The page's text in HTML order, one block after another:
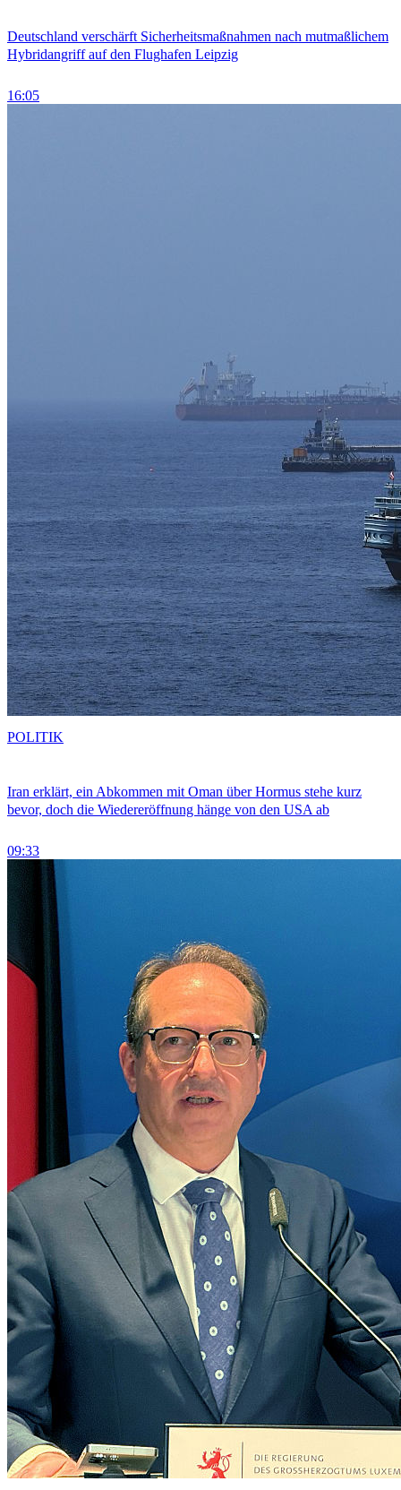
Deutschland verschärft Sicherheitsmaßnahmen nach mutmaßlichem
Hybridangriff auf den Flughafen Leipzig
16:05
Iran erklärt, ein Abkommen mit Oman über Hormus stehe kurz
bevor, doch die Wiedereröffnung hänge von den USA ab
09:33
POLITIK